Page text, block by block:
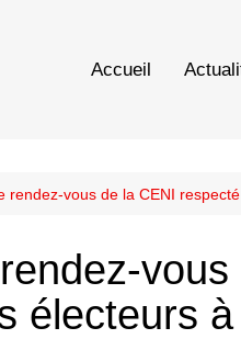
Accueil
rendez-vous de la CENI
vous
électeurs